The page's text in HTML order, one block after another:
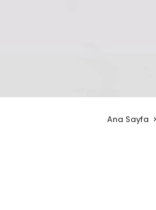
Ana Sayfa